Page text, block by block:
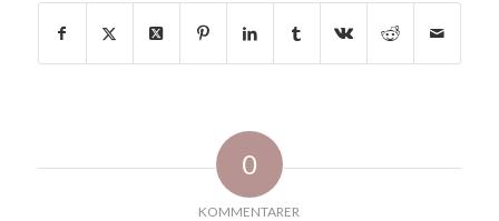
0
KOMMENTARER